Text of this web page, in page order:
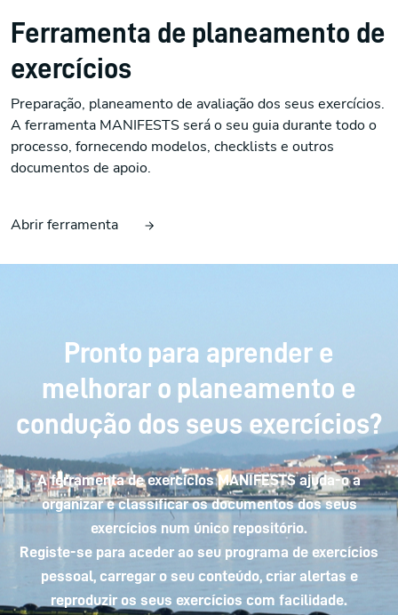
Ferramenta de planeamento de
exercícios
Preparação, planeamento de avaliação dos seus exercícios.
A ferramenta MANIFESTS será o seu guia durante todo o
processo, fornecendo modelos, checklists e outros
documentos de apoio.
Abrir ferramenta
Pronto para aprender e
melhorar o planeamento e
condução dos seus exercícios?
A ferramenta de exercícios MANIFESTS ajuda-o a
organizar e classificar os documentos dos seus
exercícios num único repositório.
Registe-se para aceder ao seu programa de exercícios
pessoal, carregar o seu conteúdo, criar alertas e
reproduzir os seus exercícios com facilidade.